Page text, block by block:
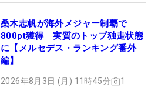
桑木志帆が海外メジャー制覇で
800pt獲得 実質のトップ独走状態
に【メルセデス・ランキング番外
編】
2026年8月3日 (月) 11時45分 1